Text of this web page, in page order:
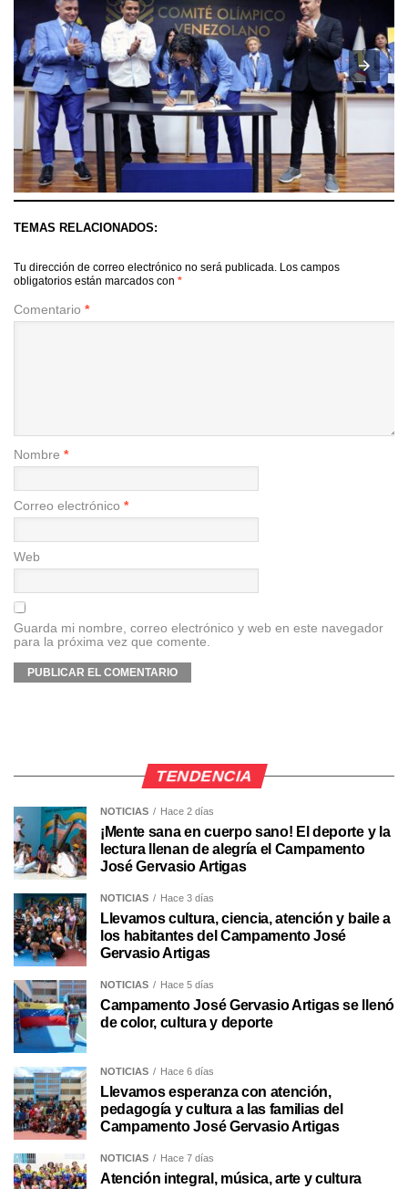
TEMAS RELACIONADOS:
Tu dirección de correo electrónico no será publicada. Los campos
obligatorios están marcados con *
Comentario *
Nombre *
Correo electrónico *
Web
Guarda mi nombre, correo electrónico y web en este navegador
para la próxima vez que comente.
TENDENCIA
NOTICIAS Hace 2 días
¡Mente sana en cuerpo sano! El deporte y la
lectura llenan de alegría el Campamento
José Gervasio Artigas
NOTICIAS Hace 3 días
Llevamos cultura, ciencia, atención y baile a
los habitantes del Campamento José
Gervasio Artigas
NOTICIAS Hace 5 días
Campamento José Gervasio Artigas se llenó
de color, cultura y deporte
NOTICIAS Hace 6 días
Llevamos esperanza con atención,
pedagogía y cultura a las familias del
Campamento José Gervasio Artigas
NOTICIAS Hace 7 días
Atención integral, música, arte y cultura